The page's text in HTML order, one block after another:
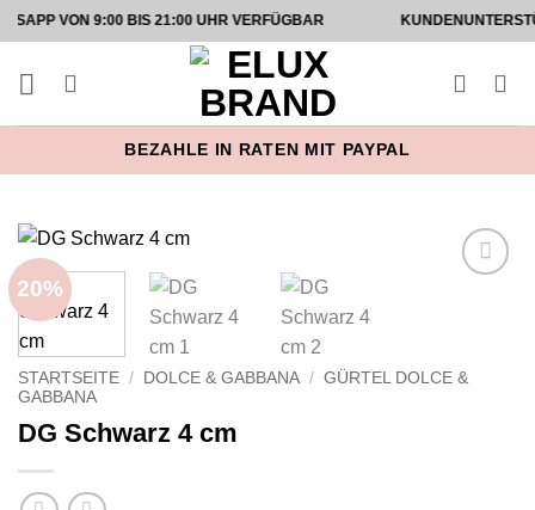
Zum
Inhalt
springen
9:00 BIS 21:00 UHR VERFÜGBAR
BEZAHLE IN RATEN MIT PAYPAL
20%
STARTSEITE / DOLCE & GABBANA / GÜRTEL DOLCE &
GABBANA
DG Schwarz 4 cm